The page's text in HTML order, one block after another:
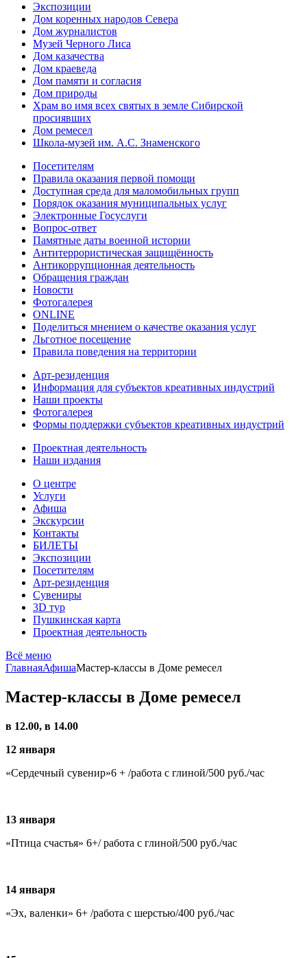
Экспозиции
Дом коренных народов Севера
Дом журналистов
Музей Черного Лиса
Дом казачества
Дом краеведа
Дом памяти и согласия
Дом природы
Храм во имя всех святых в земле Сибирской
просиявших
Дом ремесел
Школа-музей им. А.С. Знаменского
Посетителям
Правила оказания первой помощи
Доступная среда для маломобильных групп
Порядок оказания муниципальных услуг
Электронные Госуслуги
Вопрос-ответ
Памятные даты военной истории
Антитеррористическая защищённость
Антикоррупционная деятельность
Обращения граждан
Новости
Фотогалерея
ONLINE
Поделиться мнением о качестве оказания услуг
Льготное посещение
Правила поведения на территории
Арт-резиденция
Информация для субъектов креативных индустрий
Наши проекты
Фотогалерея
Формы поддержки субъектов креативных индустрий
Проектная деятельность
Наши издания
О центре
Услуги
Афиша
Экскурсии
Контакты
БИЛЕТЫ
Экспозиции
Посетителям
Арт-резиденция
Сувениры
3D тур
Пушкинская карта
Проектная деятельность
Всё меню
ГлавнаяАфишаМастер-классы в Доме ремесел
Мастер-классы в Доме ремесел
в 12.00, в 14.00
12 января
«Сердечный сувенир»6 + /работа с глиной/500 руб./час
13 января
«Птица счастья» 6+/ работа с глиной/500 руб./час
14 января
«Эх, валенки» 6+ /работа с шерстью/400 руб./час